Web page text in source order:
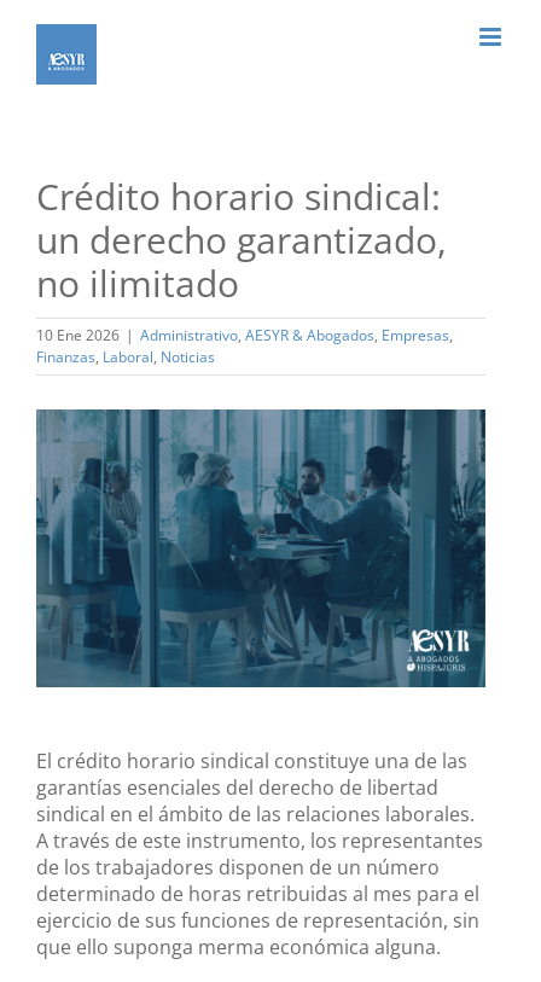
contenido
Crédito horario sindical:
un derecho garantizado,
no ilimitado
10 Ene 2026 | Administrativo, AESYR & Abogados, Empresas,
Finanzas, Laboral, Noticias
Ver
imagen
más
grande
El crédito horario sindical constituye una de las
garantías esenciales del derecho de libertad
sindical en el ámbito de las relaciones laborales.
A través de este instrumento, los representantes
de los trabajadores disponen de un número
determinado de horas retribuidas al mes para el
ejercicio de sus funciones de representación, sin
que ello suponga merma económica alguna.